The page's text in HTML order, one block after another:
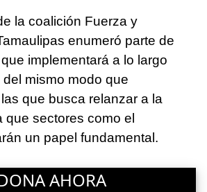
la coalición Fuerza y
enumeró parte de
implementará a lo largo
mismo modo que
que busca relanzar a la
que sectores como el
un papel fundamental.
AHORA